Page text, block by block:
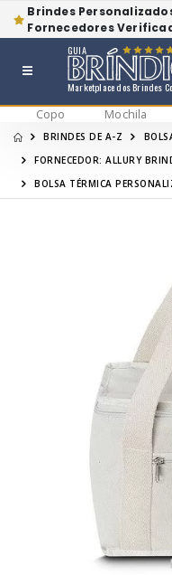
Brindes
Fornecedores
Marketplace dos Brindes
GUIA
Copo Mochila
BRINDES DE A-Z
FORNECEDOR: ALLURY
BOLSA TÉRMICA